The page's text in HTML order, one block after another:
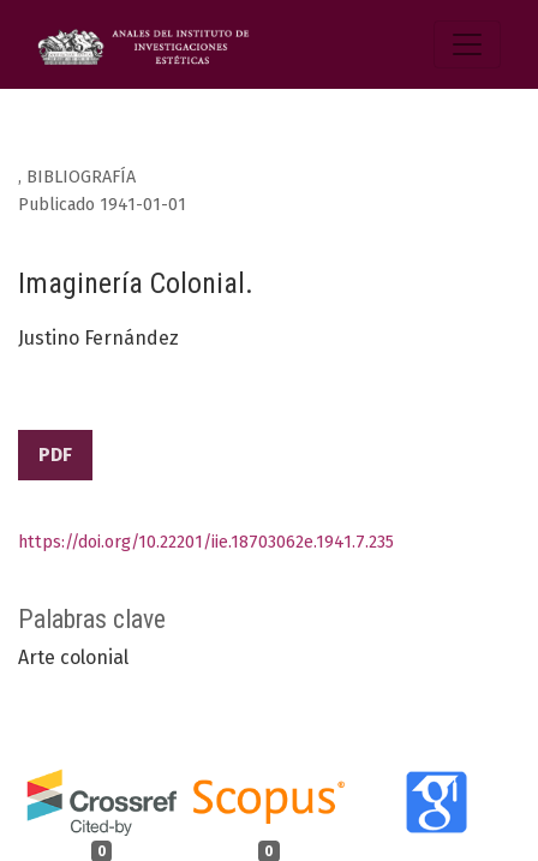
, BIBLIOGRAFÍA
Imaginería Colonial.
Publicado 1941-01-01
Justino Fernández
PDF
Palabras clave
Arte colonial
0 0
https://doi.org/10.22201/iie.18703062e.1941.7.235